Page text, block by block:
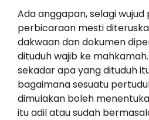
Ada anggapan, selagi
perbicaraan mesti
dakwaan dan dokumen
dituduh wajib ke
sekadar apa yang dituduh
bagaimana sesuatu
dimulakan boleh
itu adil atau sudah